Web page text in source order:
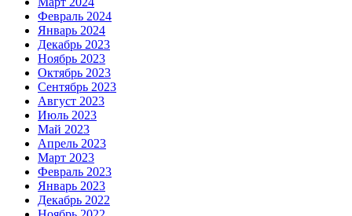
Февраль 2024
Январь 2024
Декабрь 2023
Ноябрь 2023
Октябрь 2023
Сентябрь 2023
Август 2023
Июль 2023
Май 2023
Апрель 2023
Март 2023
Февраль 2023
Январь 2023
Декабрь 2022